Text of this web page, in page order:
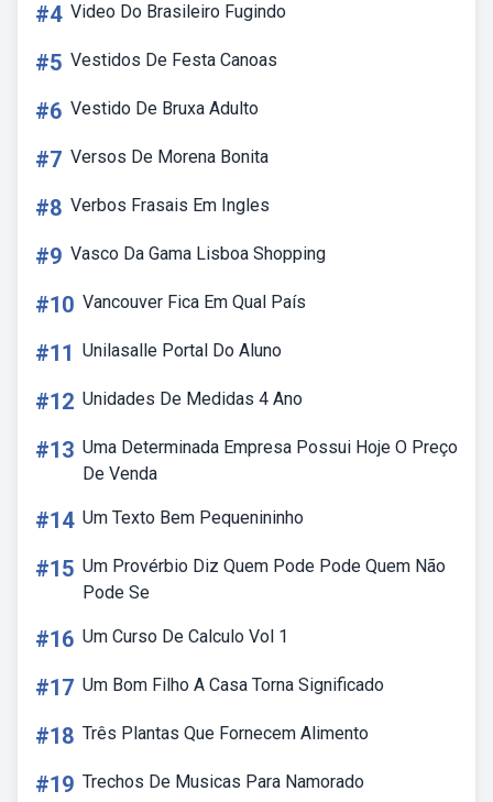
#4 Video Do Brasileiro Fugindo
#5 Vestidos De Festa Canoas
#6 Vestido De Bruxa Adulto
#7 Versos De Morena Bonita
#8 Verbos Frasais Em Ingles
#9 Vasco Da Gama Lisboa Shopping
#10 Vancouver Fica Em Qual País
#11 Unilasalle Portal Do Aluno
#12 Unidades De Medidas 4 Ano
#13 Uma Determinada Empresa Possui Hoje O Preço
De Venda
#14 Um Texto Bem Pequenininho
#15 Um Provérbio Diz Quem Pode Pode Quem Não
Pode Se
#16 Um Curso De Calculo Vol 1
#17 Um Bom Filho A Casa Torna Significado
#18 Três Plantas Que Fornecem Alimento
#19 Trechos De Musicas Para Namorado